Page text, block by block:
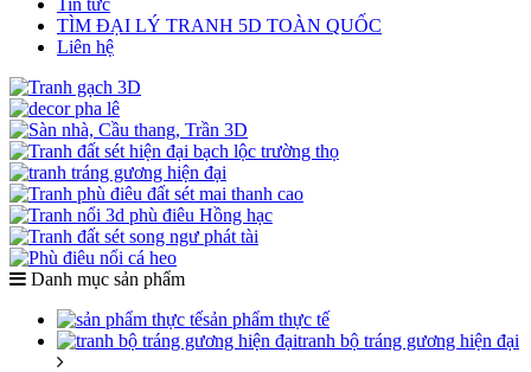
Tin tức
TÌM ĐẠI LÝ TRANH 5D TOÀN QUỐC
Liên hệ
Danh mục sản phẩm
sản phẩm thực tế
tranh bộ tráng gương hiện đại